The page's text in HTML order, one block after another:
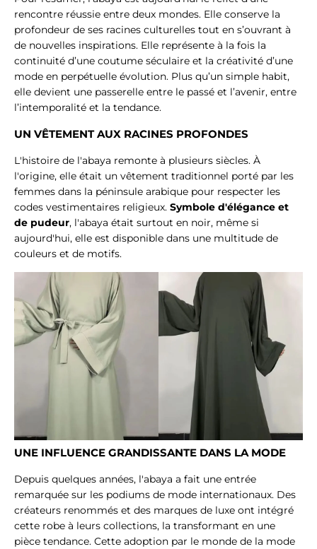
rencontre réussie entre deux mondes. Elle conserve la
profondeur de ses racines culturelles tout en s’ouvrant à
de nouvelles inspirations. Elle représente à la fois la
continuité d’une coutume séculaire et la créativité d’une
mode en perpétuelle évolution. Plus qu’un simple habit,
elle devient une passerelle entre le passé et l’avenir, entre
l’intemporalité et la tendance.
UN VÊTEMENT AUX RACINES PROFONDES
L'histoire de l'abaya remonte à plusieurs siècles. À
l'origine, elle était un vêtement traditionnel porté par les
femmes dans la péninsule arabique pour respecter les
codes vestimentaires religieux. Symbole d'élégance et
de pudeur, l'abaya était surtout en noir, même si
aujourd'hui, elle est disponible dans une multitude de
couleurs et de motifs.
UNE INFLUENCE GRANDISSANTE DANS LA MODE
Depuis quelques années, l'abaya a fait une entrée
remarquée sur les podiums de mode internationaux. Des
créateurs renommés et des marques de luxe ont intégré
cette robe à leurs collections, la transformant en une
pièce tendance. Cette adoption par le monde de la mode